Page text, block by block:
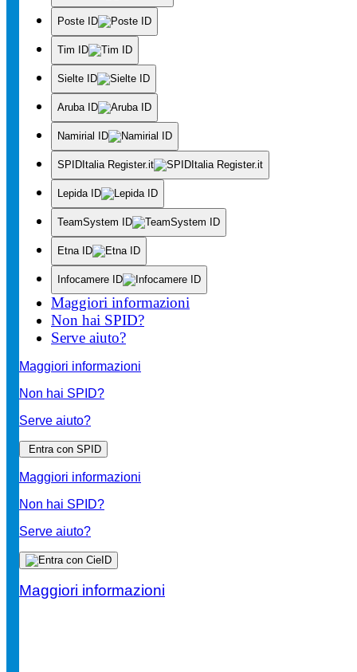
Poste ID
Tim ID
Sielte ID
Aruba ID
Namirial ID
SPIDItalia Register.it
Lepida ID
TeamSystem ID
Etna ID
Infocamere ID
Maggiori informazioni
Non hai SPID?
Serve aiuto?
Maggiori informazioni
Non hai SPID?
Serve aiuto?
Entra con SPID
Maggiori informazioni
Non hai SPID?
Serve aiuto?
Maggiori informazioni